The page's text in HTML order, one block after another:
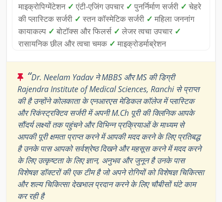
माइक्रोपिग्मेंटेशन ✓ एंटी-एजिंग उपचार ✓ पुनर्निर्माण सर्जरी ✓ चेहरे
की प्लास्टिक सर्जरी ✓ स्तन कॉस्मेटिक सर्जरी ✓ महिला जननांग
कायाकल्प ✓ बोटॉक्स और फिलर्स ✓ लेजर त्वचा उपचार ✓
रासायनिक छील और त्वचा चमक ✓ माइक्रोडर्माब्रेशन
“Dr. Neelam Yadav ने MBBS और MS की डिग्री
Rajendra Institute of Medical Sciences, Ranchi से प्राप्त
की है उन्होंने कोलकाता के एनआरएस मेडिकल कॉलेज में प्लास्टिक
और रिकंस्ट्रक्टिव सर्जरी में अपनी M.Ch पूरी की क्लिनिक आपके
सौंदर्य लक्ष्यों तक पहुंचने और विभिन्न प्रक्रियाओं के माध्यम से
आपकी पूरी क्षमता प्राप्त करने में आपकी मदद करने के लिए प्रतिबद्ध
है उनके पास आपको सर्वश्रेष्ठ दिखने और महसूस करने में मदद करने
के लिए उत्कृष्टता के लिए ज्ञान, अनुभव और जुनून है उनके पास
विशेषज्ञ डॉक्टरों की एक टीम है जो अपने रोगियों को विशेषज्ञ चिकित्सा
और शल्य चिकित्सा देखभाल प्रदान करने के लिए चौबीसों घंटे काम
कर रही है